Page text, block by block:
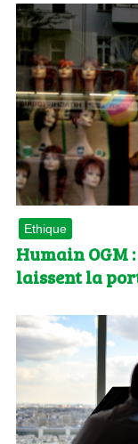
Ethique
Humain OGM
laissent la